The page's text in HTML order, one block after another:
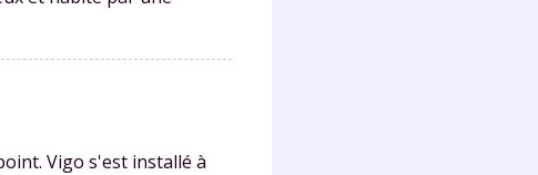
Vigo s'est installé à